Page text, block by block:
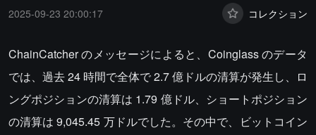
2025-09-23 20:00:17 コレクション
ChainCatcher のメッセージによると、Coinglass のデータ
では、過去 24 時間で全体で 2.7 億ドルの清算が発生し、ロ
ングポジションの清算は 1.79 億ドル、ショートポジション
の清算は 9,045.45 万ドルでした。その中で、ビットコイン